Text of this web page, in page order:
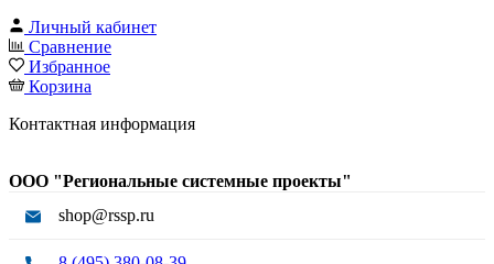
Личный кабинет
Сравнение
Избранное
Корзина
Контактная информация
ООО "Региональные системные проекты"
shop@rssp.ru